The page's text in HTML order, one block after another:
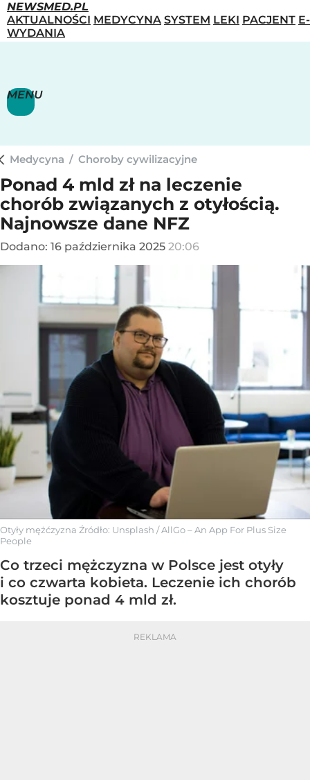
NEWSMED.PL
AKTUALNOŚCI MEDYCYNA SYSTEM LEKI PACJENT E-
WYDANIA
MENU
Medycyna / Choroby cywilizacyjne
Ponad 4 mld zł na leczenie
chorób związanych z otyłością.
Najnowsze dane NFZ
Dodano: 16 października 2025 20:06
Otyły mężćzyzna Źródło: Unsplash /AllGo – An App For Plus Size
People
Co trzeci mężczyzna w Polsce jest otyły
i co czwarta kobieta. Leczenie ich chorób
kosztuje ponad 4 mld zł.